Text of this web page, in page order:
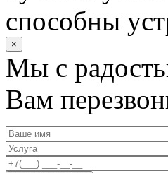
способны
×
Мы с
Вам